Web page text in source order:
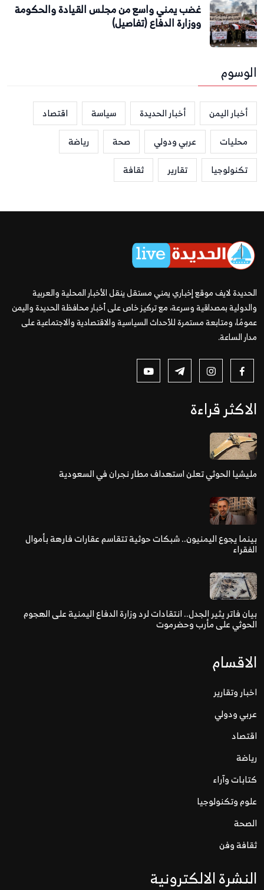
غضب يمني واسع من مجلس القيادة والحكومة
ووزارة الدفاع (تفاصيل)
الوسوم
أخبار اليمن أخبار الحديدة سياسة
اقتصاد
محليات
عربي ودولي صحة
رياضة
تكنولوجيا
تقارير ثقافة
الحديدة لايف موقع إخباري يمني مستقل ينقل الأخبار المحلية والعربية
والدولية بمصداقية وسرعة، مع تركيز خاص على أخبار محافظة الحديدة واليمن
عمومًا، ومتابعة مستمرة للأحداث السياسية والاقتصادية والاجتماعية على
مدار الساعة.
الاكثر قراءة
مليشيا الحوثي تعلن استهداف مطار نجران في السعودية
بينما يجوع اليمنيون.. شبكات حوثية تتقاسم عقارات فارهة بأموال
الفقراء
بيان فاتر يثير الجدل.. انتقادات لرد وزارة الدفاع اليمنية على الهجوم
الحوثي على مأرب وحضرموت
الاقسام
اخبار وتقارير
عربي ودولي
اقتصاد
رياضة
كتابات وآراء
علوم وتكنولوجيا
الصحة
ثقافة وفن
النشرة الالكترونية